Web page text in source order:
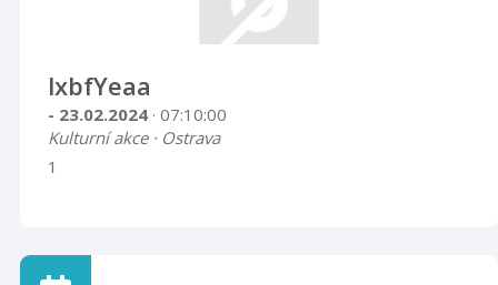
lxbfYeaa
- 23.02.2024 · 07:10:00
Kulturní akce · Ostrava
1